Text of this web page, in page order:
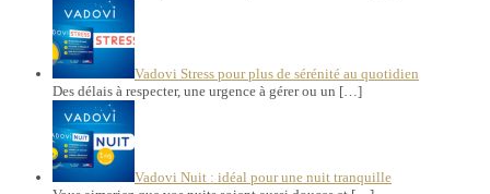
Vadovi Stress pour plus de sérénité au quotidien
Des délais à respecter, une urgence à gérer ou un […]
Vadovi Nuit : idéal pour une nuit tranquille